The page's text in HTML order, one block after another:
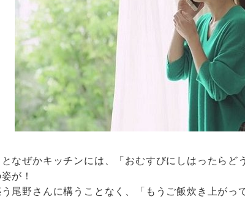
なぜかキッチンには、「おむすびにしはったらど
が！
う尾野さんに構うことなく、「もうご飯炊き上がっ